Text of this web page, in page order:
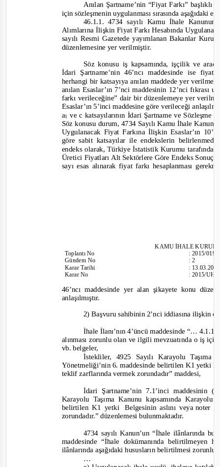
Anılan Şartname’nin “Fiyat Farkı” başlıklı
için sözleşmenin uygulanması sırasında aşağıdaki
46.1.1. 4734 sayılı Kamu İhale
Alımlarına İlişkin Fiyat Farkı Hesabında
sayılı Resmi Gazetede yayımlanan Bakanlar
düzenlemesine yer verilmiştir.
Söz konusu iş kapsamında, işçilik ve
İdari Şartname’nin 46’ncı maddesinde ise
herhangi bir katsayıya anılan maddede yer
anılan Esaslar’ın 7’nci maddesinin 12’nci fıkrası
farkı verileceğine” dair bir düzenlemeye yer
Esaslar’ın 5’inci maddesine göre verileceği
a1 ve c katsayılarının İdari Şartname ve Sözleşme
Söz konusu durum, 4734 Sayılı Kamu İhale
Uygulanacak Fiyat Farkına İlişkin Esaslar’ın
göre sabit katsayılar ile endekslerin
endeks olarak, Türkiye İstatistik Kurumu
Üretici Fiyatları Alt Sektörlere Göre Endeks
sayı esas alınarak fiyat farkı hesaplanması
KAMU İHALE
ToplantıNo
Gündem No
Karar Tarihi
Karar No
:2015/019
:2
:
:2015/
46’ncı maddesinde yer alan şikayete konu
anlaşılmıştır.
2) Başvuru sahibinin 2’nci iddiasına ilişkin
İhale İlanı’nın 4’üncü maddesinde “…
alınması zorunlu olan ve ilgili mevzuatında o iş
vb. belgeler,
İstekliler, 4925 Sayılı Karayolu
Yönetmeliği’nin 6. maddesinde belirtilen K1 yetki
teklif zarflarında vermek zorundadır” maddesi,
İdari Şartname’nin 7.1’inci maddesinin
Karayolu Taşıma Kanunu kapsamında
belirtilen K1 yetki
Belgesinin aslını veya noter
zorundadır.”düzenlemesi bulunmaktadır.
4734 sayılı Kanun’un “İhale ilânlarında
maddesinde“İhale dokümanında belirtilmeyen
ilânlarında aşağıdaki hususların belirtilmesi
…